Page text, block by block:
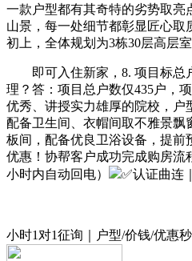
一款户型都有其奇特的劣势取亮
山景，每一处细节都彰显匠心
初上，全体规划为3栋30层高层室
即可入住新家，8. 项目标总
理？答：项目总户数仅435户，
优秀、讲授实力雄厚的院校，户
配备卫生间、衣帽间取不雅景飘
板间，配备优良卫浴设备，提前
优惠！协帮客户成功完成购房流
小时内自动回电）
✅认证曲连
小时1对1征询｜户型/价钱/优惠